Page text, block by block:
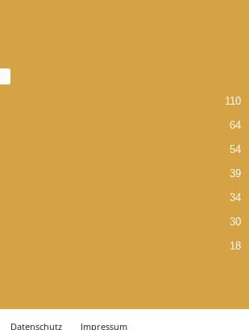
110
64
54
39
34
30
18
Datenschutz Impressum